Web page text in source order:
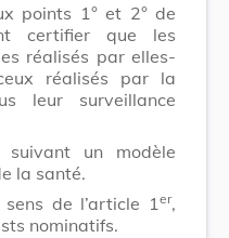
points 1° et 2° de
certifier que les
réalisés par elles-
réalisés par la
leur surveillance
un modèle
la santé.
de l’article 1 er,
nominatifs.